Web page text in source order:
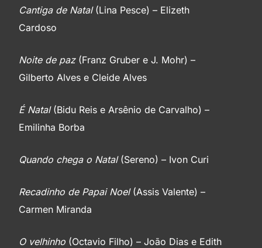
Cantiga de Natal(Lina Pesce) – Elizeth
Cardoso
Noite de paz(Franz Gruber e J. Mohr) –
Gilberto Alves e Cleide Alves
É Natal(Bidu Reis e Arsênio de Carvalho) –
Emilinha Borba
Quando chega o Natal(Sereno) – Ivon Curi
Recadinho de Papai Noel(Assis Valente) –
Carmen Miranda
O velhinho (Octavio Filho) – João Dias e Edith